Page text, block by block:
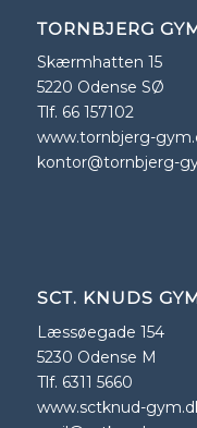
TORNBJERG
Skærmhatten 15
5220 Odense SØ
Tlf. 66 157102
www.tornbjerg-
kontor@tornbjerg-
SCT. KNUDS
Læssøegade 154
5230 Odense M
Tlf. 6311 5660
www.sctknud-